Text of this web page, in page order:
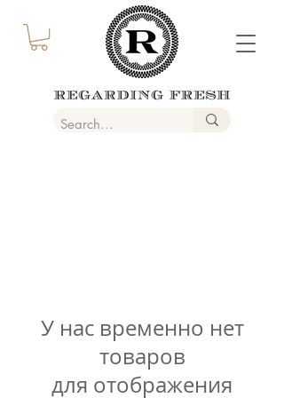
У нас временно нет
товаров
для отображения